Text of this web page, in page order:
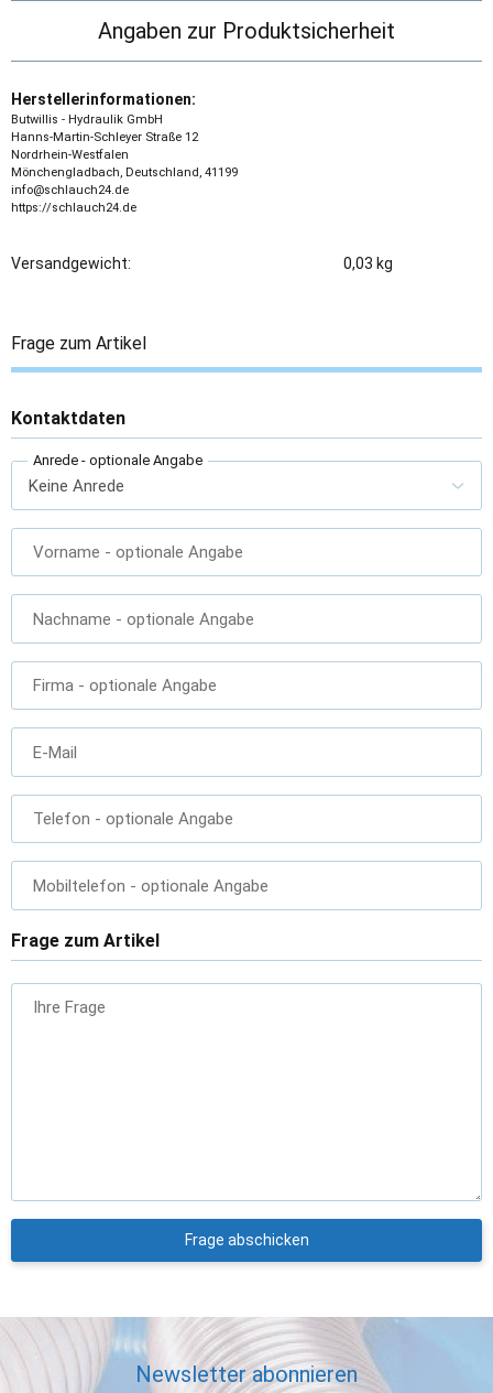
Angaben zur Produktsicherheit
Herstellerinformationen:
Butwillis - Hydraulik GmbH
Hanns-Martin-Schleyer Straße 12
Nordrhein-Westfalen
Mönchengladbach, Deutschland, 41199
info@schlauch24.de
https://schlauch24.de
Versandgewicht: 0,03 kg
Frage zum Artikel
Kontaktdaten
Anrede - optionale Angabe
Vorname - optionale Angabe
Nachname - optionale Angabe
Firma - optionale Angabe
E-Mail
Telefon - optionale Angabe
Mobiltelefon - optionale Angabe
Frage zum Artikel
Ihre Frage
Frage abschicken
Newsletter abonnieren